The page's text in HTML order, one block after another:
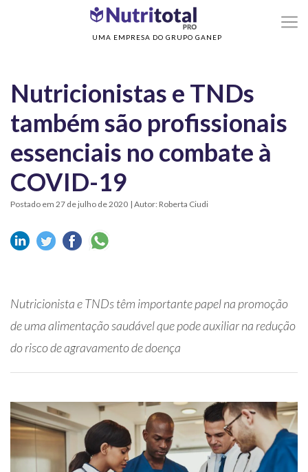
UMA EMPRESA DO GRUPO GANEP
Regulamentações>Nutricionistas e TNDs também são profissionais
essenciais no combate à COVID-19
Nutricionistas e TNDs
também são profissionais
essenciais no combate à
COVID-19
Postado em 27 de julho de 2020 | Autor: Roberta Ciudi
Nutricionista e TNDs têm importante papel na promoção
de uma alimentação saudável que pode auxiliar na redução
do risco de agravamento de doença